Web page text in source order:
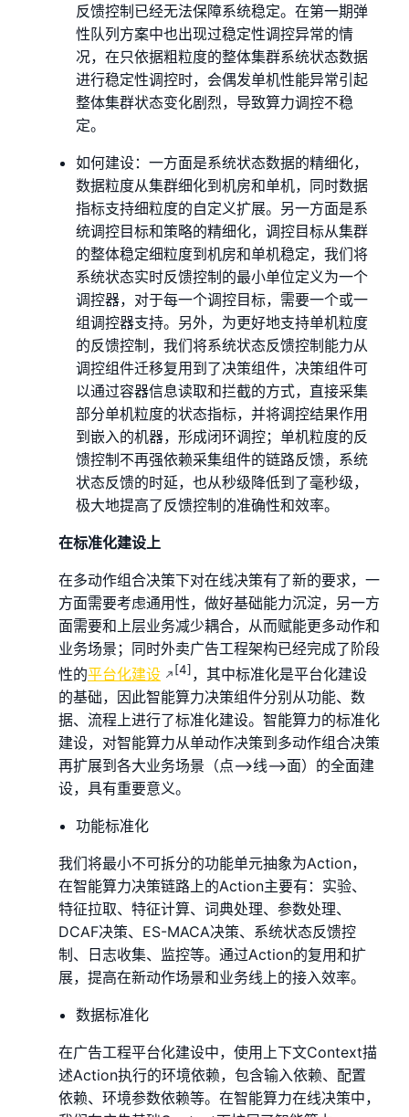
反馈控制已经无法保障系统稳定。在第一期弹
性队列方案中也出现过稳定性调控异常的情
况，在只依据粗粒度的整体集群系统状态数据
进行稳定性调控时，会偶发单机性能异常引起
整体集群状态变化剧烈，导致算力调控不稳
定。
如何建设：一方面是系统状态数据的精细化，
数据粒度从集群细化到机房和单机，同时数据
指标支持细粒度的自定义扩展。另一方面是系
统调控目标和策略的精细化，调控目标从集群
的整体稳定细粒度到机房和单机稳定，我们将
系统状态实时反馈控制的最小单位定义为一个
调控器，对于每一个调控目标，需要一个或一
组调控器支持。另外，为更好地支持单机粒度
的反馈控制，我们将系统状态反馈控制能力从
调控组件迁移复用到了决策组件，决策组件可
以通过容器信息读取和拦截的方式，直接采集
部分单机粒度的状态指标，并将调控结果作用
到嵌入的机器，形成闭环调控；单机粒度的反
馈控制不再强依赖采集组件的链路反馈，系统
状态反馈的时延，也从秒级降低到了毫秒级，
极大地提高了反馈控制的准确性和效率。
在标准化建设上
在多动作组合决策下对在线决策有了新的要求，一
方面需要考虑通用性，做好基础能力沉淀，另一方
面需要和上层业务减少耦合，从而赋能更多动作和
业务场景；同时外卖广告工程架构已经完成了阶段
性的平台化建设 [4] ，其中标准化是平台化建设
的基础，因此智能算力决策组件分别从功能、数
据、流程上进行了标准化建设。智能算力的标准化
建设，对智能算力从单动作决策到多动作组合决策
再扩展到各大业务场景（点—>线—>面）的全面建
设，具有重要意义。
功能标准化
我们将最小不可拆分的功能单元抽象为Action，
在智能算力决策链路上的Action主要有：实验、
特征拉取、特征计算、词典处理、参数处理、
DCAF决策、ES-MACA决策、系统状态反馈控
制、日志收集、监控等。通过Action的复用和扩
展，提高在新动作场景和业务线上的接入效率。
数据标准化
在广告工程平台化建设中，使用上下文Context描
述Action执行的环境依赖，包含输入依赖、配置
依赖、环境参数依赖等。在智能算力在线决策中，